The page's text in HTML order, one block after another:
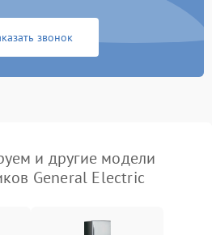
звонок
и другие модели
General Electric